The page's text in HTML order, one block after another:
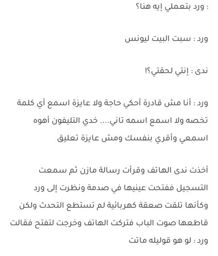
: ورد بتعملي إيه هنا؟
ورد : سبت البيت ليونس
ندى : إنتي لحقتي؟!
ورد : أنا مش قادرة أحكي حاجة ولا عايزة اسمع أي كلمة
تخصه ولا اسمع اسمه تاني.... خدي التليفون أهوه
اسمعي وأقري بنفسك ومش عايزة تعليق
أخذت ندى الهاتف وقرأت رسالة مازن ثم سمعت
التسجيل ففتحت عينيها في صدمة ونظرت إلى ورد
وكأنها تلقت صعقة كهربائية لم تستطع التحدث ولكن
قاطعها صوت الباب فتركت الهاتف وخرجت لتفتح فقالت
ورد : لو هو قوليله ماتت